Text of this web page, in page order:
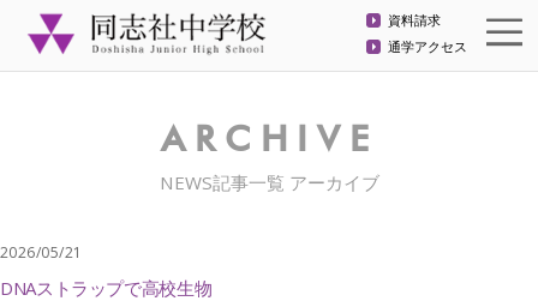
資料請求
通学アクセス
ARCHIVE
NEWS記事一覧 アーカイブ
2026/05/21
DNAストラップで高校生物